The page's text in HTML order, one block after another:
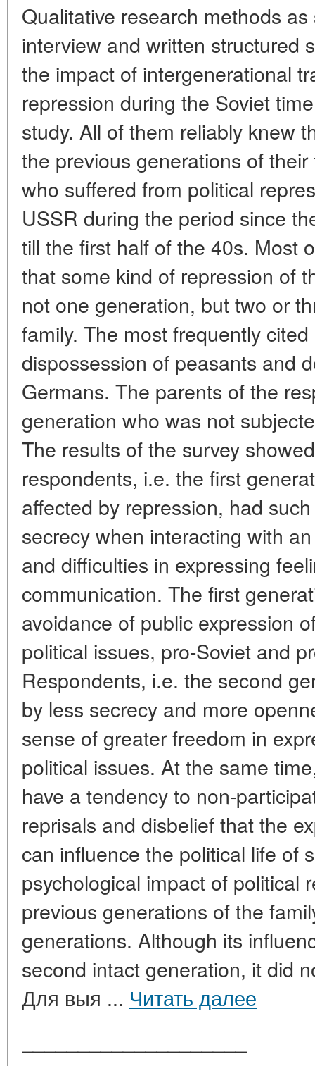
Qualitative research methods
interview and written structured
the impact of intergenerational
repression during the Soviet
study. All of them reliably knew
the previous generations of
who suffered from political
USSR during the period since
till the first half of the 40s. Most
that some kind of repression of
not one generation, but two or
family. The most frequently
dispossession of peasants and
Germans. The parents of the
generation who was not
The results of the survey
respondents, i.e. the first
affected by repression, had
secrecy when interacting with
and difficulties in expressing
communication. The first
avoidance of public expression
political issues, pro-Soviet and
Respondents, i.e. the second
by less secrecy and more
sense of greater freedom in
political issues. At the same
have a tendency to non-
reprisals and disbelief that the
can influence the political life of
psychological impact of political
previous generations of the
generations. Although its
second intact generation, it did
Для выя ... Читать далее